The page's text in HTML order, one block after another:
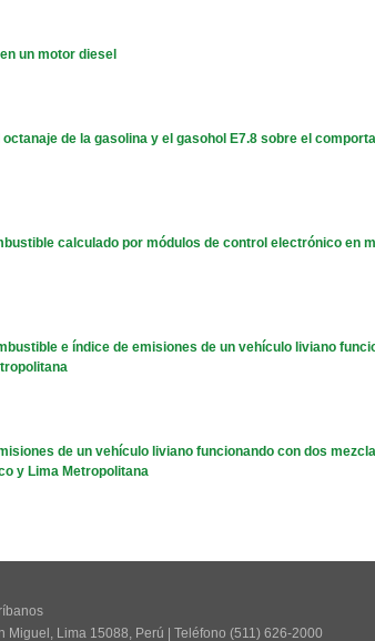
un motor diesel
de la gasolina y el gasohol E7.8 sobre el
calculado por módulos de control electrónico en
e índice de emisiones de un vehículo liviano
de un vehículo liviano funcionando con dos
y Lima Metropolitana
Lima 15088, Perú | Teléfono (511) 626-2000